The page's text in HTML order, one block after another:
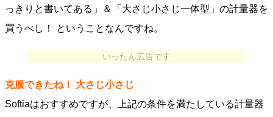
っきりと書いてある」＆「大さじ小さじ一体型」の計量器を
買うべし！ ということなんですね。
いったん広告です
克服できたね！ 大さじ小さじ
Softiaはおすすめですが、上記の条件を満たしている計量器